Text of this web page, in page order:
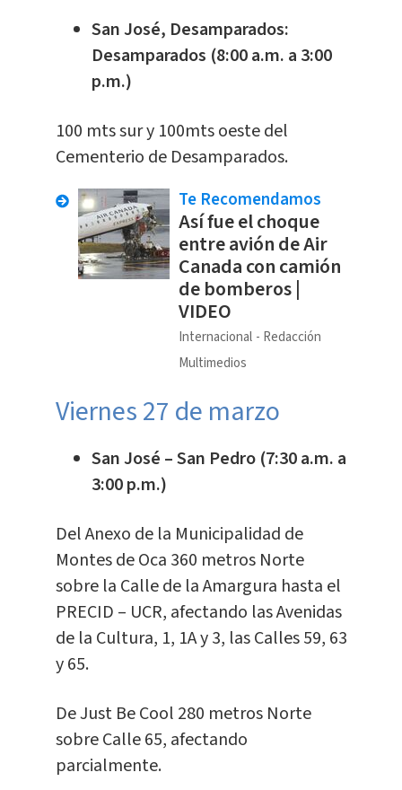
San José, Desamparados:
Desamparados (8:00 a.m. a 3:00
p.m.)
100 mts sur y 100mts oeste del
Cementerio de Desamparados.
Te Recomendamos
Así fue el choque
entre avión de Air
Canada con camión
de bomberos |
VIDEO
Internacional
Redacción
Multimedios
Viernes 27 de marzo
San José – San Pedro (7:30 a.m. a
3:00 p.m.)
Del Anexo de la Municipalidad de
Montes de Oca 360 metros Norte
sobre la Calle de la Amargura hasta el
PRECID – UCR, afectando las Avenidas
de la Cultura, 1, 1A y 3, las Calles 59, 63
y 65.
De Just Be Cool 280 metros Norte
sobre Calle 65, afectando
parcialmente.